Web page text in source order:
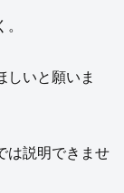
しいと願いま
は説明できませ